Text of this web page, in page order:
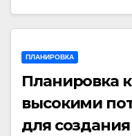
ПЛАНИРОВКА
Планировка
высокими
для